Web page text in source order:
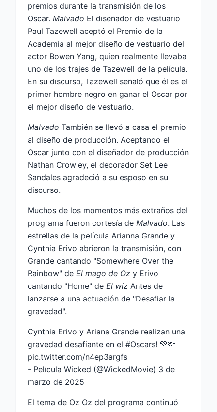
premios durante la transmisión de los
Oscar. Malvado El diseñador de vestuario
Paul Tazewell aceptó el Premio de la
Academia al mejor diseño de vestuario del
actor Bowen Yang, quien realmente llevaba
uno de los trajes de Tazewell de la película.
En su discurso, Tazewell señaló que él es el
primer hombre negro en ganar el Oscar por
el mejor diseño de vestuario.
Malvado También se llevó a casa el premio
al diseño de producción. Aceptando el
Oscar junto con el diseñador de producción
Nathan Crowley, el decorador Set Lee
Sandales agradeció a su esposo en su
discurso.
Muchos de los momentos más extraños del
programa fueron cortesía de Malvado. Las
estrellas de la película Arianna Grande y
Cynthia Erivo abrieron la transmisión, con
Grande cantando "Somewhere Over the
Rainbow" de El mago de Oz y Erivo
cantando "Home" de El wiz Antes de
lanzarse a una actuación de "Desafiar la
gravedad".
Cynthia Erivo y Ariana Grande realizan una
gravedad desafiante en el #Oscars! 💚🩷
pic.twitter.com/n4ep3argfs
- Película Wicked (@WickedMovie) 3 de
marzo de 2025
El tema de Oz Oz del programa continuó